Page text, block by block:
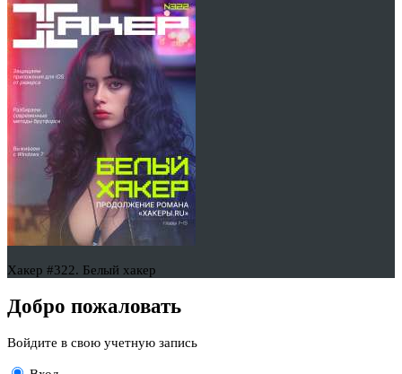
Хакер #322. Белый хакер
Добро пожаловать
Войдите в свою учетную запись